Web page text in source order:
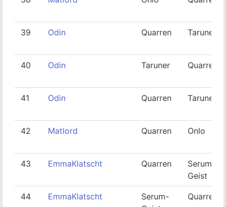
39 Odin Quarren Taruner
40 Odin Taruner Quarren
41 Odin Quarren Taruner
42 Matlord Quarren Onlo
43 EmmaKlatscht Quarren
Serum-
Geist
44 EmmaKlatscht
Serum-
Quarren